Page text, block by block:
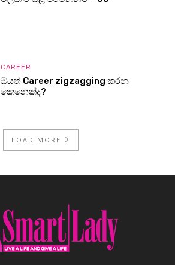
CAREER
ඔයත් Career zigzagging කරන
කෙනෙක්ද?
LOAD MORE